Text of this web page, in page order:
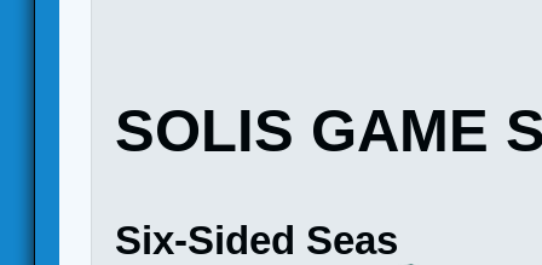
SOLIS GAME
Six-Sided Seas